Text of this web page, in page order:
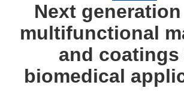
Next
multifunctional
and coatings
biomedical